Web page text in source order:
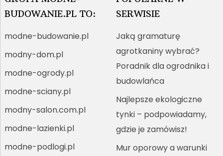
BUDOWANIE.PL TO:
modne-budowanie.pl
modny-dom.pl
modne-ogrody.pl
modne-sciany.pl
modny-salon.com.pl
modne-lazienki.pl
modne-podlogi.pl
SERWISIE
Jaką gramaturę
agrotkaniny wybrać?
Poradnik dla ogrodnika i
budowlańca
Najlepsze ekologiczne
tynki – podpowiadamy,
gdzie je zamówisz!
Mur oporowy a warunki